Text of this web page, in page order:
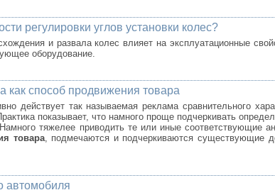
регулировки углов установки колес?
и развала колес влияет на эксплуатационные
оборудование.
как способ продвижения товара
действует так называемая реклама сравнительного
показывает, что намного проще подчеркивать
тяжелее приводить те или иные соответствующие
товара, подмечаются и подчеркиваются существующие
автомобиля